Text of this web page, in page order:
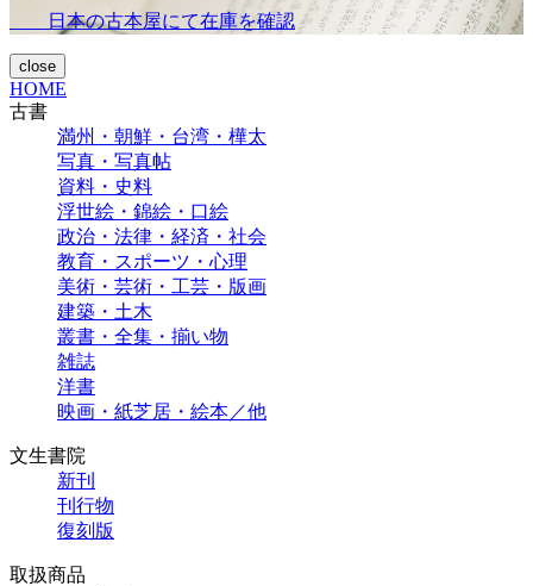
日本の古本屋にて在庫を確認
close
HOME
古書
満州・朝鮮・台湾・樺太
写真・写真帖
資料・史料
浮世絵・錦絵・口絵
政治・法律・経済・社会
教育・スポーツ・心理
美術・芸術・工芸・版画
建築・土木
叢書・全集・揃い物
雑誌
洋書
映画・紙芝居・絵本／他
文生書院
新刊
刊行物
復刻版
取扱商品